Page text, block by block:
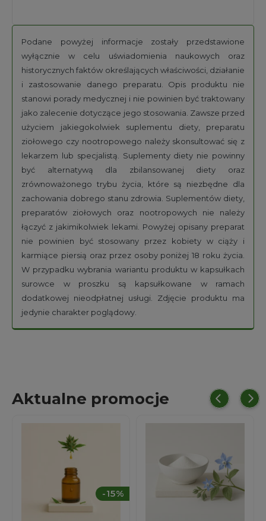
Podane powyżej informacje zostały przedstawione
wyłącznie w celu uświadomienia naukowych oraz
historycznych faktów określających właściwości, działanie
i zastosowanie danego preparatu. Opis produktu nie
stanowi porady medycznej i nie powinien być traktowany
jako zalecenie dotyczące jego stosowania. Zawsze przed
użyciem jakiegokolwiek suplementu diety, preparatu
ziołowego czy nootropowego należy skonsultować się z
lekarzem lub specjalistą. Suplementy diety nie powinny
być alternatywą dla zbilansowanej diety oraz
zrównoważonego trybu życia, które są niezbędne dla
zachowania dobrego stanu zdrowia. Suplementów diety,
preparatów ziołowych oraz nootropowych nie należy
łączyć z jakimikolwiek lekami. Powyżej opisany preparat
nie powinien być stosowany przez kobiety w ciąży i
karmiące piersią oraz przez osoby poniżej 18 roku życia.
W przypadku wybrania wariantu produktu w kapsułkach
surowce w proszku są kapsułkowane w ramach
dodatkowej nieodpłatnej usługi. Zdjęcie produktu ma
jedynie charakter poglądowy.
Aktualne promocje
-15%